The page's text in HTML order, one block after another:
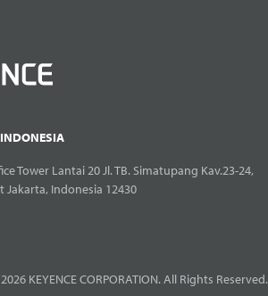
INDONESIA
Tower Lantai 20 Jl. TB. Simatupang Kav.23-24,
Jakarta, Indonesia 12430
KEYENCE CORPORATION. All Rights Reserved.